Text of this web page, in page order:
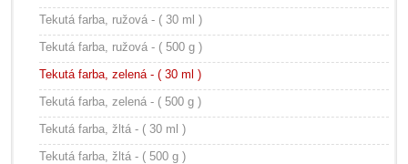
Tekutá farba, ružová - ( 30 ml )
Tekutá farba, ružová - ( 500 g )
Tekutá farba, zelená - ( 30 ml )
Tekutá farba, zelená - ( 500 g )
Tekutá farba, žltá - ( 30 ml )
Tekutá farba, žltá - ( 500 g )